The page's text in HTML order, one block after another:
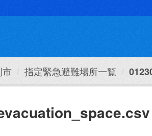
市 指定緊急避難場所一覧